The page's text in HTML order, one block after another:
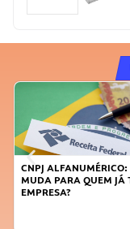
DICAS PARA OBTER